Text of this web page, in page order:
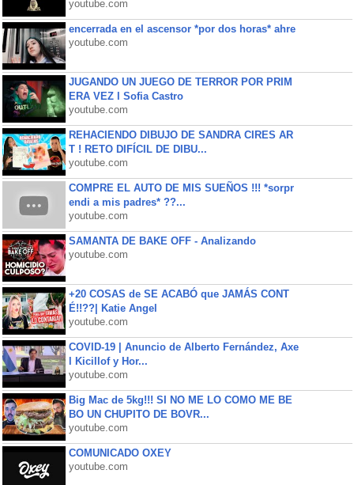
youtube.com
encerrada en el ascensor *por dos horas* ahre
youtube.com
JUGANDO UN JUEGO DE TERROR POR PRIM
ERA VEZ l Sofia Castro
youtube.com
REHACIENDO DIBUJO DE SANDRA CIRES AR
T ! RETO DIFÍCIL DE DIBU...
youtube.com
COMPRE EL AUTO DE MIS SUEÑOS !!! *sorpr
endi a mis padres* ??...
youtube.com
SAMANTA DE BAKE OFF - Analizando
youtube.com
+20 COSAS de SE ACABÓ que JAMÁS CONT
É!!??| Katie Angel
youtube.com
COVID-19 | Anuncio de Alberto Fernández, Axe
l Kicillof y Hor...
youtube.com
Big Mac de 5kg!!! SI NO ME LO COMO ME BE
BO UN CHUPITO DE BOVR...
youtube.com
COMUNICADO OXEY
youtube.com